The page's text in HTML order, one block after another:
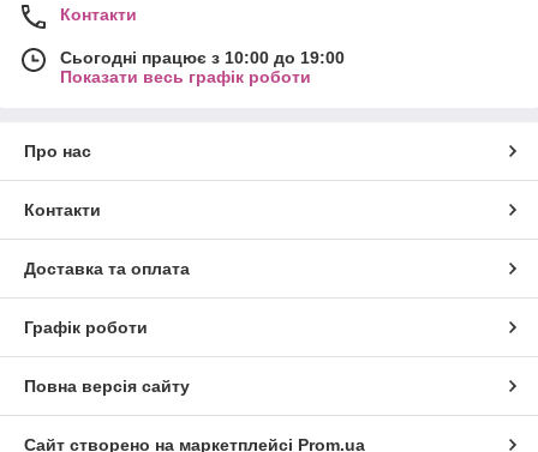
Контакти
Сьогодні працює з 10:00 до 19:00
Показати весь графік роботи
Про нас
Контакти
Доставка та оплата
Графік роботи
Повна версія сайту
Сайт створено на маркетплейсі Prom.ua